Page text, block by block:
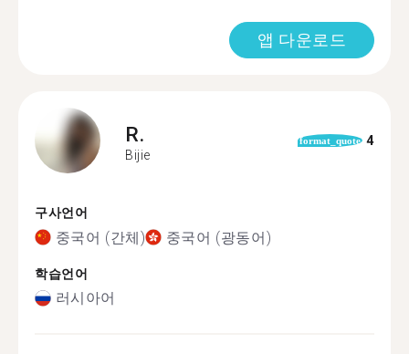
앱 다운로드
R.
Bijie
format_quote 4
구사언어
중국어 (간체) 중국어 (광동어)
학습언어
러시아어